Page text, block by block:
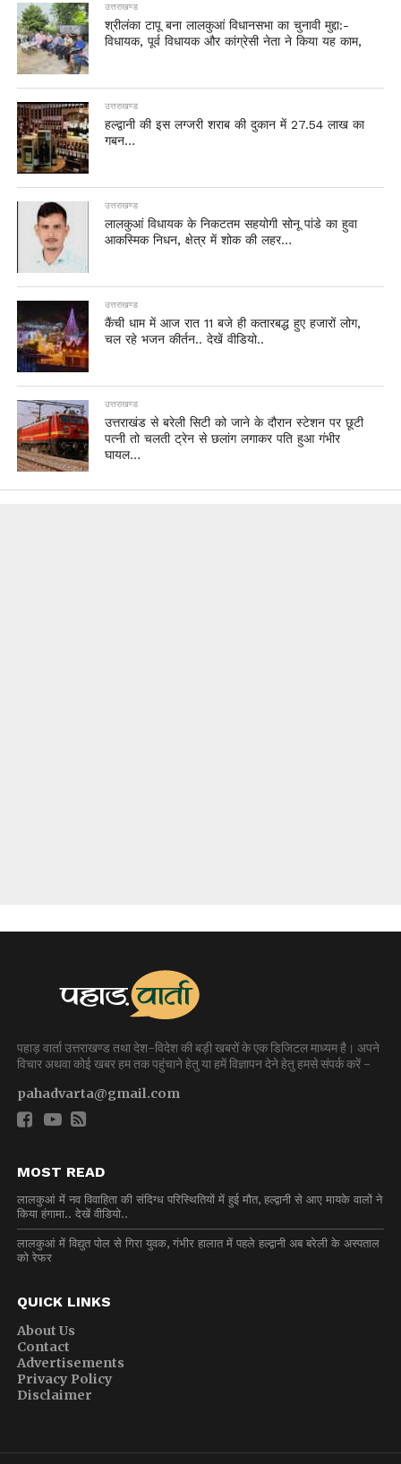
उत्तराखण्ड
श्रीलंका टापू बना लालकुआं विधानसभा का चुनावी मुद्दा:-
विधायक, पूर्व विधायक और कांग्रेसी नेता ने किया यह काम,
उत्तराखण्ड
हल्द्वानी की इस लग्जरी शराब की दुकान में 27.54 लाख का
गबन…
उत्तराखण्ड
लालकुआं विधायक के निकटतम सहयोगी सोनू पांडे का हुवा
आकस्मिक निधन, क्षेत्र में शोक की लहर…
उत्तराखण्ड
कैंची धाम में आज रात 11 बजे ही कतारबद्ध हुए हजारों लोग,
चल रहे भजन कीर्तन.. देखें वीडियो..
उत्तराखण्ड
उत्तराखंड से बरेली सिटी को जाने के दौरान स्टेशन पर छूटी
पत्नी तो चलती ट्रेन से छलांग लगाकर पति हुआ गंभीर
घायल…
पहाड़ वार्ता उत्तराखण्ड तथा देश-विदेश की बड़ी खबरों के एक डिजिटल माध्यम है। अपने
विचार अथवा कोई खबर हम तक पहुंचाने हेतु या हमें विज्ञापन देने हेतु हमसे संपर्क करें -
pahadvarta@gmail.com
MOST READ
लालकुआं में नव विवाहिता की संदिग्ध परिस्थितियों में हुई मौत, हल्द्वानी से आए मायके वालों ने
किया हंगामा.. देखें वीडियो..
लालकुआं में विद्युत पोल से गिरा युवक, गंभीर हालात में पहले हल्द्वानी अब बरेली के अस्पताल
को रेफर
QUICK LINKS
About Us
Contact
Advertisements
Privacy Policy
Disclaimer